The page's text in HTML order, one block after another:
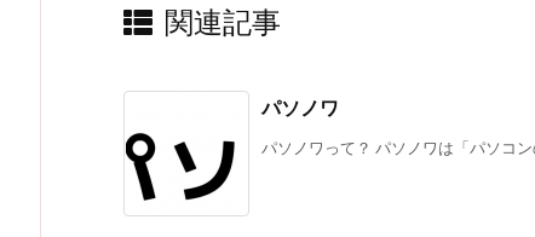
関連記事
パソノワ
パソノワって？ パソノワは「パソコ